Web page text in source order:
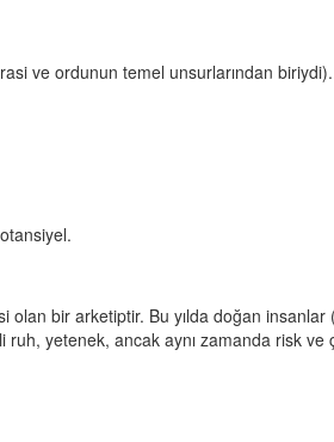
ve ordunun temel unsurlarından biriydi).
olan bir arketiptir. Bu yılda doğan insanlar
ruh, yetenek, ancak aynı zamanda risk ve